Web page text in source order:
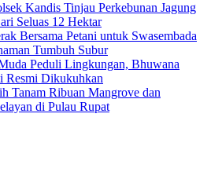
Kandis Tinjau Perkebunan Jagung
Seluas 12 Hektar
Bersama Petani untuk Swasembada
Tumbuh Subur
Peduli Lingkungan, Bhuwana
Resmi Dikukuhkan
Tanam Ribuan Mangrove dan
di Pulau Rupat